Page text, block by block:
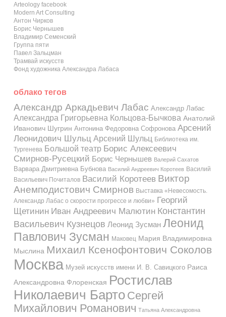
Arteology facebook
Modern Art Consulting
Антон Чирков
Борис Чернышев
Владимир Семенский
Группа пяти
Павел Зальцман
Трамвай искусств
Фонд художника Александра Лабаса
облако тегов
Александр Аркадьевич Лабас Александр Лабас
Александра Григорьевна Кольцова-Бычкова Анатолий
Иванович Шугрин Антонина Федоровна Софронова Арсений
Леонидович Шульц Арсений Шульц Библиотека им.
Тургенева Большой театр Борис Алексеевич
Смирнов-Русецкий Борис Чернышев Валерий Сахатов
Варвара Дмитриевна Бубнова Василий Андреевич Коротеев Василий
Васильевич Почиталов Василий Коротеев Виктор
Анемподистович Смирнов Выставка «Невесомость.
Александр Лабас о скорости прогрессе и любви» Георгий
Щетинин Иван Андреевич Малютин Константин
Васильевич Кузнецов Леонид Зусман Леонид
Павлович Зусман Маковец Мария Владимировна
Мыслина Михаил Ксенофонтович Соколов
Москва Музей искусств имени И. В. Савицкого Раиса
Александровна Флоренская Ростислав
Николаевич Барто Сергей
Михайлович Романович Татьяна Александровна